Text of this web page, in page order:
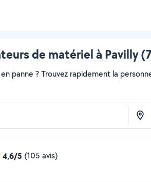
de matériel à Pavilly
panne ? Trouvez rapidement la
4,6/5 (105 avis)